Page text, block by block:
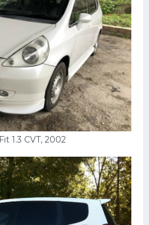
1.3 CVT, 2002